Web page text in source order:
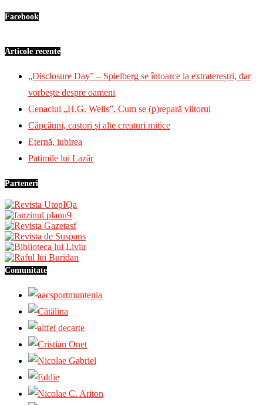
Facebook
Articole recente
„Disclosure Day” – Spielberg se întoarce la extratereștri, dar
vorbește despre oameni
Cenaclul „H.G. Wells”. Cum se (p)repară viitorul
Căpcăuni, castori și alte creaturi mitice
Eternă, iubirea
Patimile lui Lazăr
Parteneri
Comunitate